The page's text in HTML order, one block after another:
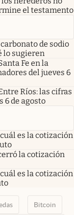
el testamento
de sodio
lo sugieren
Fe en la
del jueves 6
Ríos: las cifras
6 de agosto
es la cotización
la cotización
es la cotización
Bitcoin